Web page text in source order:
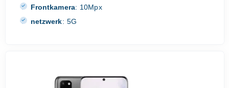
Frontkamera: 10Mpx
netzwerk: 5G